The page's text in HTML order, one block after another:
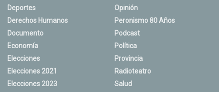
Deportes
Derechos Humanos
Documento
Economía
Elecciones
Elecciones 2021
Elecciones 2023
Opinión
Peronismo 80 Años
Podcast
Política
Provincia
Radioteatro
Salud